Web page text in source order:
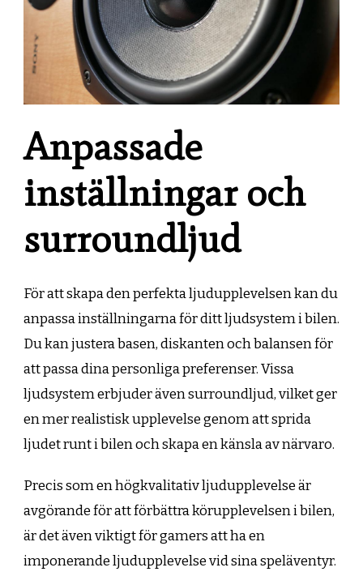
Anpassade
inställningar och
surroundljud
För att skapa den perfekta ljudupplevelsen kan du
anpassa inställningarna för ditt ljudsystem i bilen.
Du kan justera basen, diskanten och balansen för
att passa dina personliga preferenser. Vissa
ljudsystem erbjuder även surroundljud, vilket ger
en mer realistisk upplevelse genom att sprida
ljudet runt i bilen och skapa en känsla av närvaro.
Precis som en högkvalitativ ljudupplevelse är
avgörande för att förbättra körupplevelsen i bilen,
är det även viktigt för gamers att ha en
imponerande ljudupplevelse vid sina speläventyr.